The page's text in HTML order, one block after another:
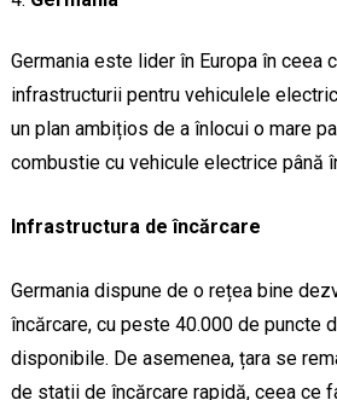
Germania este lider în Europa în ceea
infrastructurii pentru vehiculele
un plan ambițios de a înlocui o mare
combustie cu vehicule electrice până
Infrastructura de încărcare
Germania dispune de o rețea bine
încărcare, cu peste 40.000 de puncte
disponibile. De asemenea, țara se
de stații de încărcare rapidă, ceea ce